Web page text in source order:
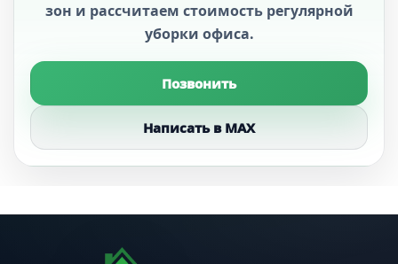
зон и рассчитаем стоимость регулярной
уборки офиса.
Позвонить
Написать в MAX